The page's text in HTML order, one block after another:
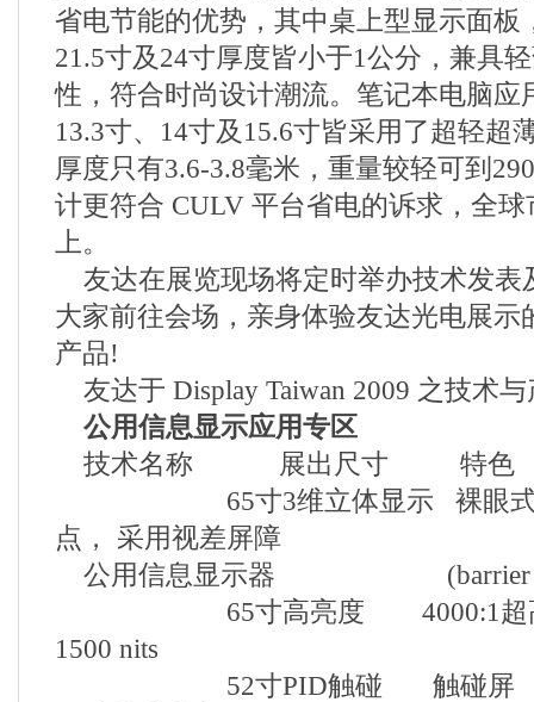
省电节能的优势，其中桌上型显示面板
21.5寸及24寸厚度皆小于1公分，兼具
性，符合时尚设计潮流。笔记本电脑应
13.3寸、14寸及15.6寸皆采用了超轻超
厚度只有3.6-3.8毫米，重量较轻可到
计更符合 CULV 平台省电的诉求，全球
上。
友达在展览现场将定时举办技术发表
大家前往会场，亲身体验友达光电展示
产品!
友达于 Display Taiwan 2009 之技术
公用信息显示应用专区
技术名称 展出尺寸 特色
65寸3维立体显示 裸眼式／
点， 采用视差屏障
公用信息显示器 (barrier
65寸高亮度 4000:1超高对
1500 nits
52寸PID触碰 触碰屏